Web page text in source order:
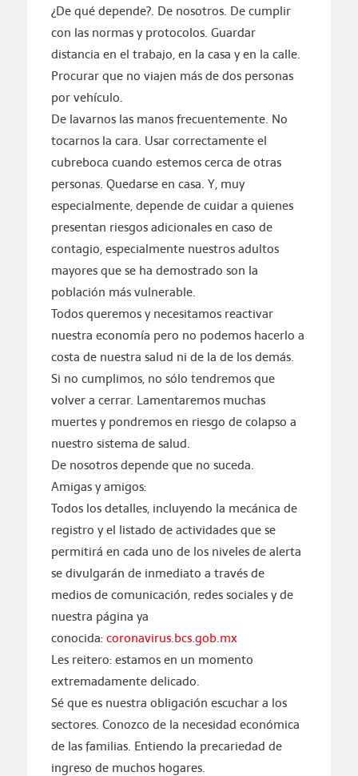
¿De qué depende?. De nosotros. De cumplir
con las normas y protocolos. Guardar
distancia en el trabajo, en la casa y en la calle.
Procurar que no viajen más de dos personas
por vehículo.
De lavarnos las manos frecuentemente. No
tocarnos la cara. Usar correctamente el
cubreboca cuando estemos cerca de otras
personas. Quedarse en casa. Y, muy
especialmente, depende de cuidar a quienes
presentan riesgos adicionales en caso de
contagio, especialmente nuestros adultos
mayores que se ha demostrado son la
población más vulnerable.
Todos queremos y necesitamos reactivar
nuestra economía pero no podemos hacerlo a
costa de nuestra salud ni de la de los demás.
Si no cumplimos, no sólo tendremos que
volver a cerrar. Lamentaremos muchas
muertes y pondremos en riesgo de colapso a
nuestro sistema de salud.
De nosotros depende que no suceda.
Amigas y amigos:
Todos los detalles, incluyendo la mecánica de
registro y el listado de actividades que se
permitirá en cada uno de los niveles de alerta
se divulgarán de inmediato a través de
medios de comunicación, redes sociales y de
nuestra página ya
conocida:coronavirus.bcs.gob.mx
Les reitero: estamos en un momento
extremadamente delicado.
Sé que es nuestra obligación escuchar a los
sectores. Conozco de la necesidad económica
de las familias. Entiendo la precariedad de
ingreso de muchos hogares.